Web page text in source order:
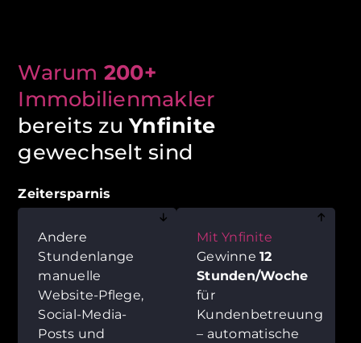
Warum 200+
Immobilienmakler
bereits zuYnfinite
gewechselt sind
Zeitersparnis
Andere
Stundenlange
manuelle
Website-Pflege,
Social-Media-
Posts und
Mit Ynfinite
Gewinne 12
Stunden/Woche
für
Kundenbetreuung
– automatische